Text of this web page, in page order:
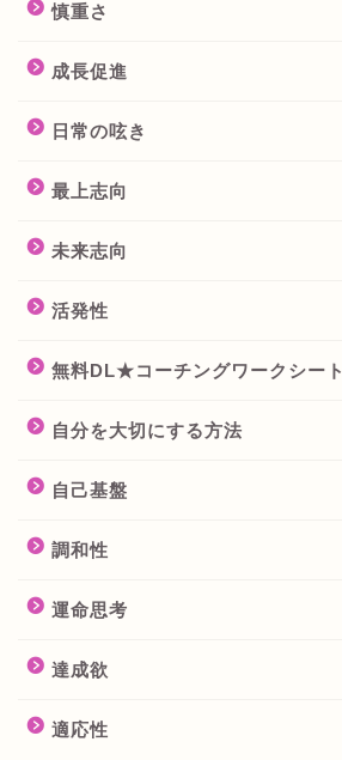
慎重さ
成長促進
日常の呟き
最上志向
未来志向
活発性
無料DL★コーチングワークシート
自分を大切にする方法
自己基盤
調和性
運命思考
達成欲
適応性